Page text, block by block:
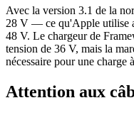
Avec la version 3.1 de la
28 V — ce qu'Apple utilise
48 V. Le chargeur de
tension de 36 V, mais la
nécessaire pour une charge
Attention aux